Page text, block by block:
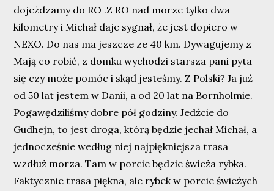
dojeżdzamy do RO .Z RO nad morze tylko dwa
kilometry i Michał daje sygnał, że jest dopiero w
NEXO. Do nas ma jeszcze ze 40 km. Dywagujemy z
Mają co robić, z domku wychodzi starsza pani pyta
się czy może pomóc i skąd jesteśmy. Z Polski? Ja już
od 50 lat jestem w Danii, a od 20 lat na Bornholmie.
Pogawędziliśmy dobre pół godziny. Jedźcie do
Gudhejn, to jest droga, którą będzie jechał Michał, a
jednocześnie według niej najpiękniejsza trasa
wzdłuż morza. Tam w porcie będzie świeża rybka.
Faktycznie trasa piękna, ale rybek w porcie świeżych